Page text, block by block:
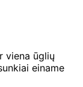
viena ūglių
einame